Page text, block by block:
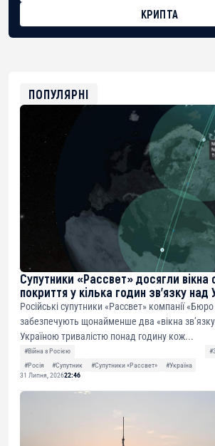
КРИПТА
ПОПУЛЯРНІ
Супутники «Рассвет» досягли вікна
покриття у кілька годин зв’язку над
Російські супутники «Рассвет» компанії
забезпечують щонайменше два «вікна
Україною тривалістю понад годину кож...
#Війна з Росією
#Росія
#Супутник #Супутники «Рассвет»
#Україна
31 Липня, 202622:46